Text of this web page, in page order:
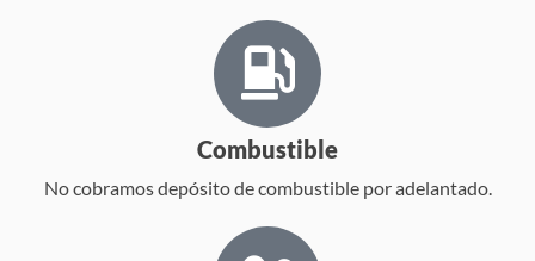
Combustible
No cobramos depósito de combustible por adelantado.